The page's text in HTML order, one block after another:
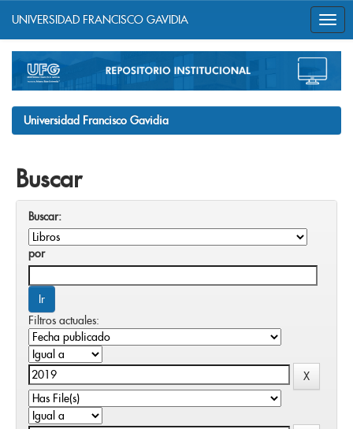
navigation
UNIVERSIDAD FRANCISCO GAVIDIA
Universidad Francisco Gavidia
Buscar
Buscar:
por
Filtros actuales: